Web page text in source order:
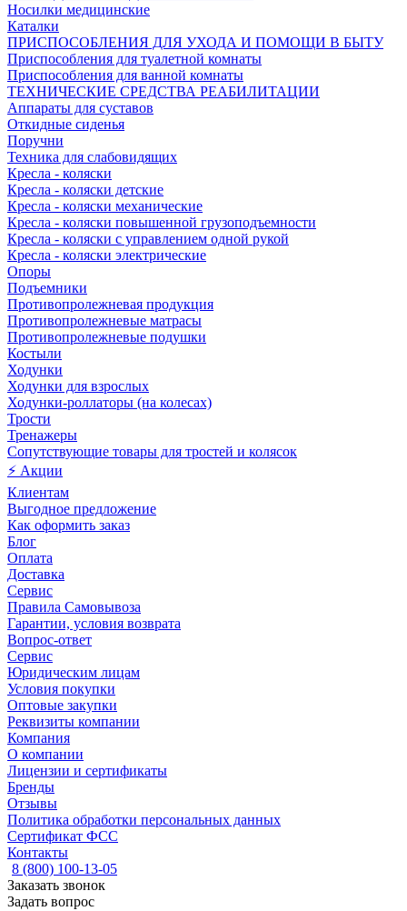
Носилки медицинские
Каталки
ПРИСПОСОБЛЕНИЯ ДЛЯ УХОДА И ПОМОЩИ В БЫТУ
Приспособления для туалетной комнаты
Приспособления для ванной комнаты
ТЕХНИЧЕСКИЕ СРЕДСТВА РЕАБИЛИТАЦИИ
Аппараты для суставов
Откидные сиденья
Поручни
Техника для слабовидящих
Кресла - коляски
Кресла - коляски детские
Кресла - коляски механические
Кресла - коляски повышенной грузоподъемности
Кресла - коляски с управлением одной рукой
Кресла - коляски электрические
Опоры
Подъемники
Противопролежневая продукция
Противопролежневые матрасы
Противопролежневые подушки
Костыли
Ходунки
Ходунки для взрослых
Ходунки-роллаторы (на колесах)
Трости
Тренажеры
Сопутствующие товары для тростей и колясок
⚡ Акции
Клиентам
Выгодное предложение
Как оформить заказ
Блог
Оплата
Доставка
Сервис
Правила Самовывоза
Гарантии, условия возврата
Вопрос-ответ
Сервис
Юридическим лицам
Условия покупки
Оптовые закупки
Реквизиты компании
Компания
О компании
Лицензии и сертификаты
Бренды
Отзывы
Политика обработки персональных данных
Сертификат ФСС
Контакты
8 (800) 100-13-05
Заказать звонок
Задать вопрос